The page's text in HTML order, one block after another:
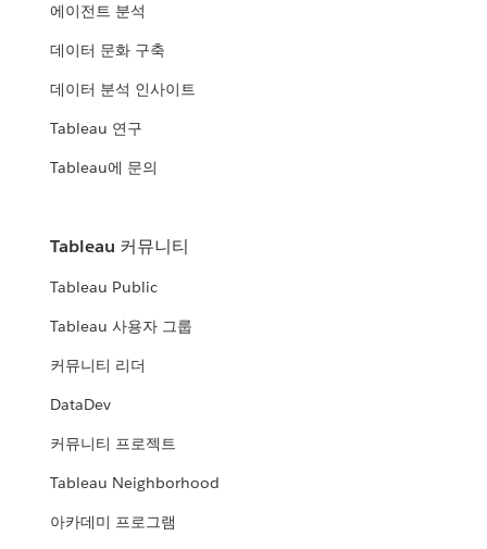
에이전트 분석
데이터 문화 구축
데이터 분석 인사이트
Tableau 연구
Tableau에 문의
Tableau 커뮤니티
Tableau Public
Tableau 사용자 그룹
커뮤니티 리더
DataDev
커뮤니티 프로젝트
Tableau Neighborhood
아카데미 프로그램